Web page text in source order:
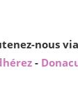
nous
-